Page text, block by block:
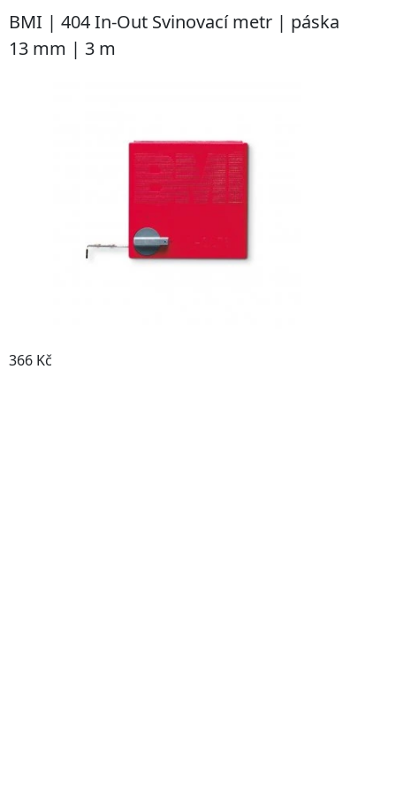
BMI | 404 In-Out Svinovací metr | páska
13 mm | 3 m
366 Kč